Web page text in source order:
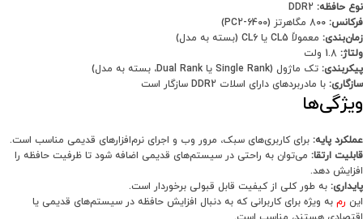
نوع حافظه:
فرکانس:
زمان‌بندی: معمولاً CL5 یا CL6 (بسته به مدل)
ولتاژ:
پیکربندی: تک ماژول (Single Rank یا Dual Rank، بسته به مدل)
سازگاری: با مادربردهای دارای اسلات DDR2 سازگار است
ویژگی‌ها
عملکرد پایه: برای کاربری‌های سبک، مرور وب و اجرای نرم‌افزارهای قدیمی مناسب است.
قابلیت ارتقا: می‌توان به راحتی در سیستم‌های قدیمی اضافه شود تا ظرفیت حافظه را
افزایش دهد.
پایداری: به طور کلی از کیفیت قابل قبولی برخوردار است.
این رم به ویژه برای کاربرانی که به دنبال افزایش حافظه در سیستم‌های قدیمی یا